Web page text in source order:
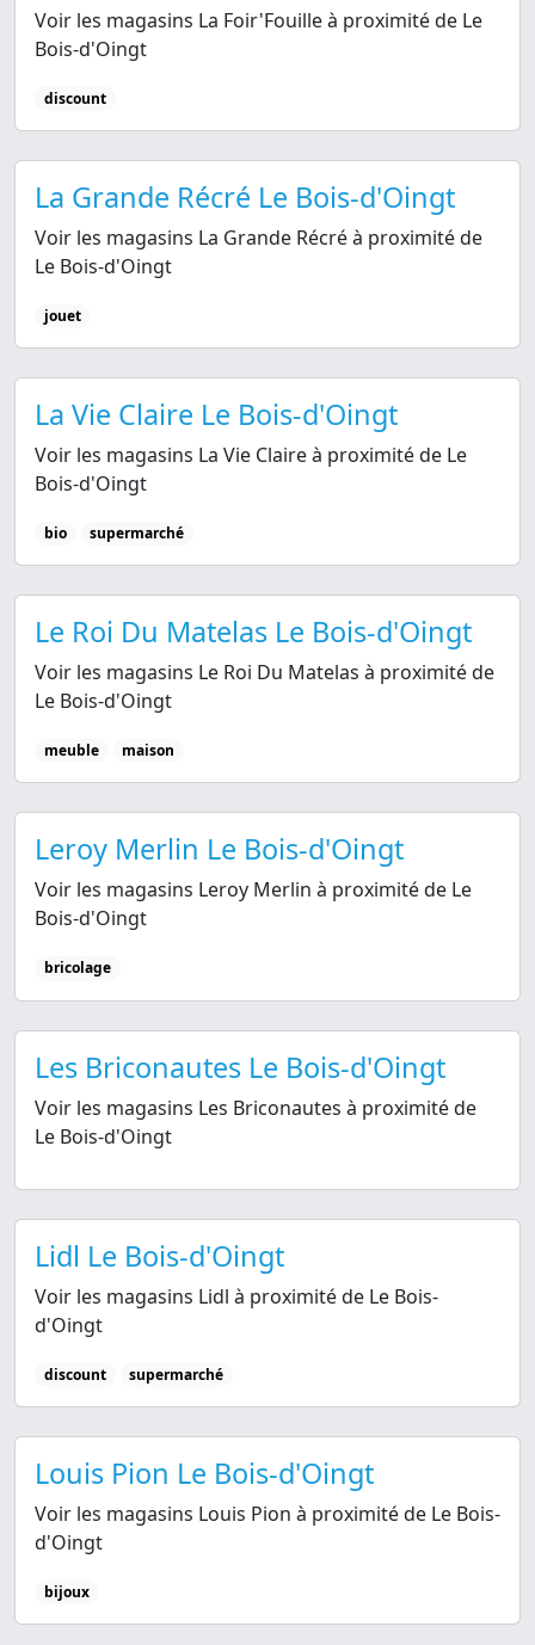
Voir les magasins La Foir'Fouille à proximité de Le
Bois-d'Oingt
discount
La Grande Récré Le Bois-d'Oingt
Voir les magasins La Grande Récré à proximité de
Le Bois-d'Oingt
jouet
La Vie Claire Le Bois-d'Oingt
Voir les magasins La Vie Claire à proximité de Le
Bois-d'Oingt
bio supermarché
Le Roi Du Matelas Le Bois-d'Oingt
Voir les magasins Le Roi Du Matelas à proximité de
Le Bois-d'Oingt
meuble maison
Leroy Merlin Le Bois-d'Oingt
Voir les magasins Leroy Merlin à proximité de Le
Bois-d'Oingt
bricolage
Les Briconautes Le Bois-d'Oingt
Voir les magasins Les Briconautes à proximité de
Le Bois-d'Oingt
Lidl Le Bois-d'Oingt
Voir les magasins Lidl à proximité de Le Bois-
d'Oingt
discount supermarché
Louis Pion Le Bois-d'Oingt
Voir les magasins Louis Pion à proximité de Le Bois-
d'Oingt
bijoux